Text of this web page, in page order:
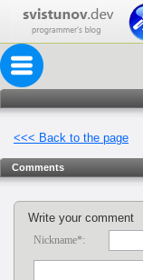
<<< Back to the page
Comments
Write your comment
Nickname*: